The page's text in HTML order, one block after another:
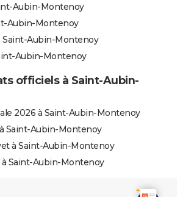
Aubin-Montenoy
Aubin-Montenoy
Aubin-Montenoy
Aubin-Montenoy
officiels à Saint-Aubin-
2026 à Saint-Aubin-Montenoy
Saint-Aubin-Montenoy
à Saint-Aubin-Montenoy
à Saint-Aubin-Montenoy